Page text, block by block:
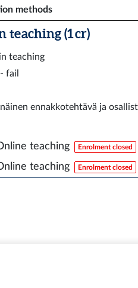
methods
(1 cr)
teaching
fail
ennakkotehtävä ja
teaching Enrolment closed
teaching Enrolment closed